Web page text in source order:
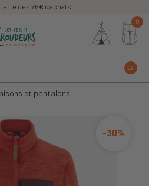
dès 75€ d'achats
0
et pantalons
-30%